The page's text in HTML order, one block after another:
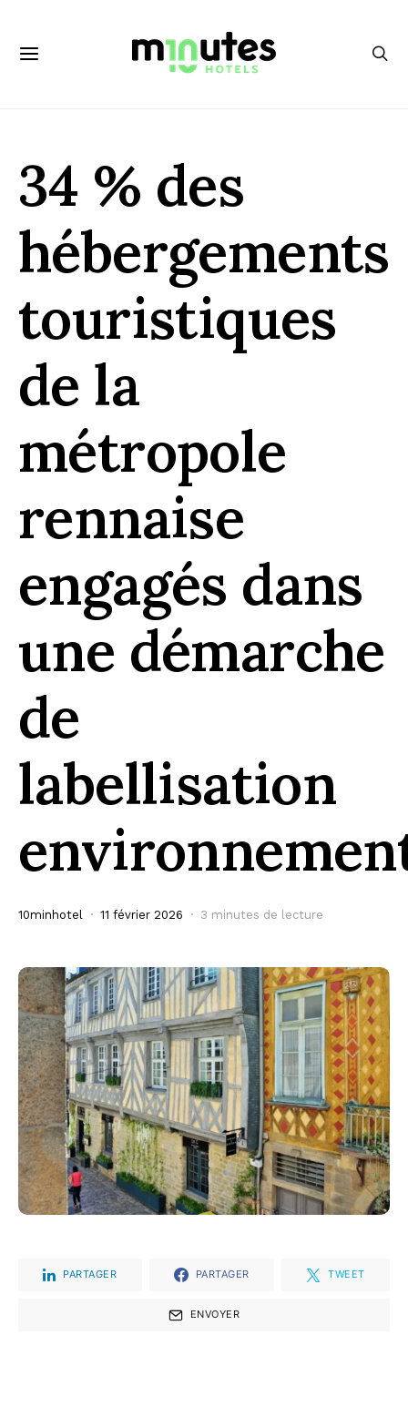
34 % des
hébergements
touristiques
de la
métropole
rennaise
engagés dans
une démarche
de
labellisation
10minhotel 11 février 2026 3 minutes de lecture
PARTAGER PARTAGER TWEET
ENVOYER